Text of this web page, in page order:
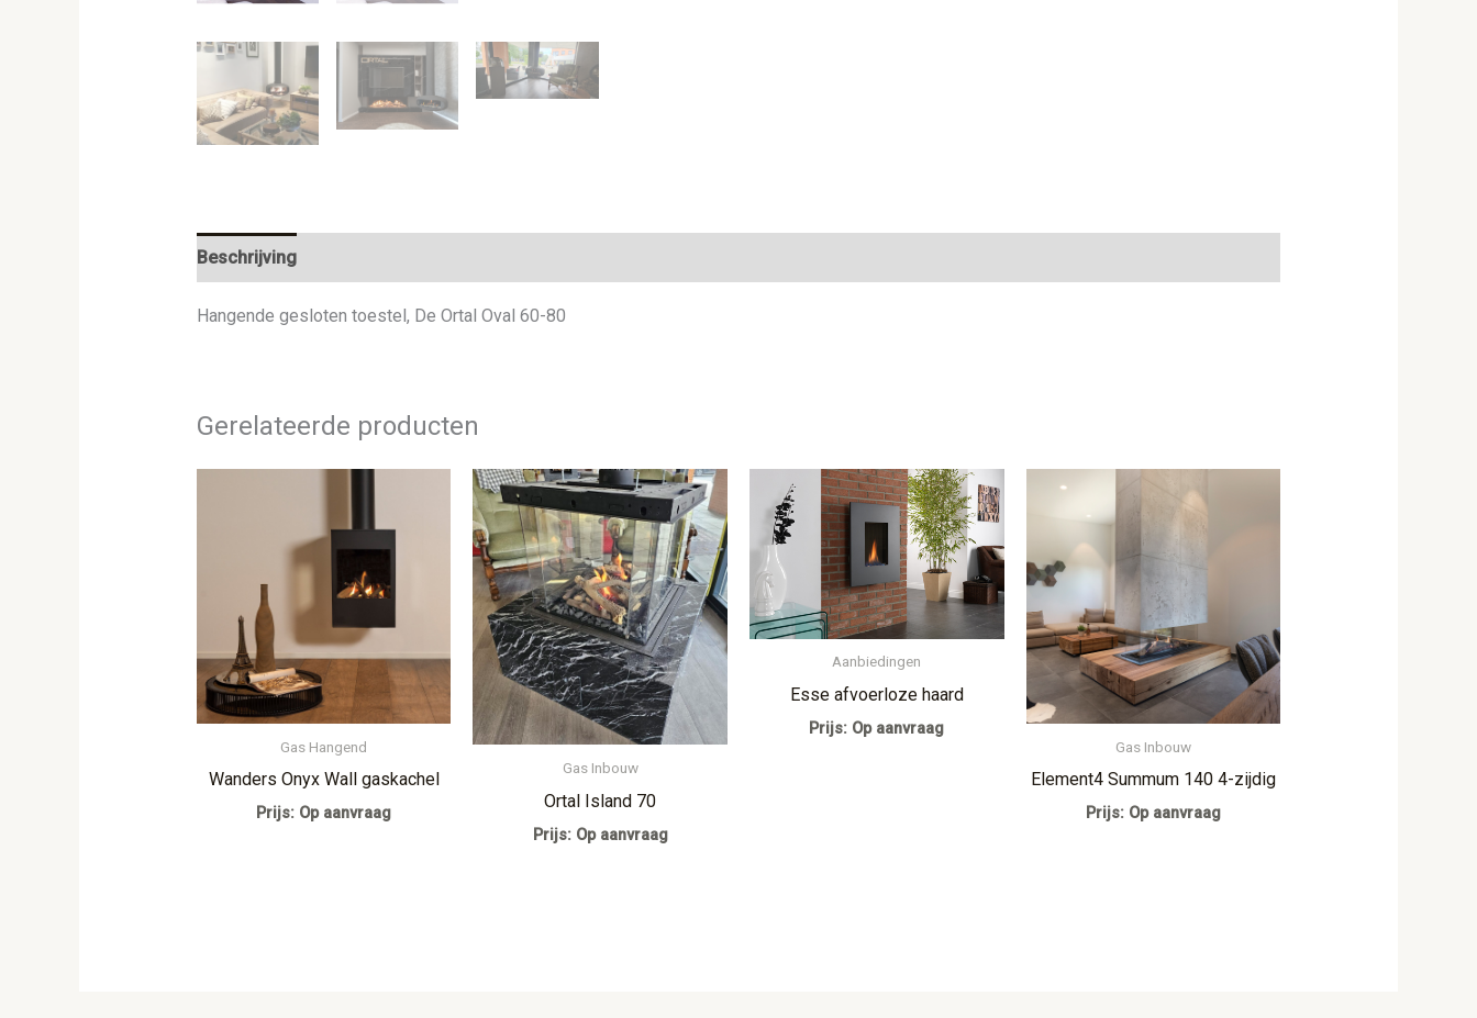
Beschrijving
Hangende gesloten toestel, De Ortal Oval 60-80
Gerelateerde producten
Gas Hangend
Wanders Onyx Wall gaskachel
Prijs: Op aanvraag
Gas Inbouw
Ortal Island 70
Prijs: Op aanvraag
Aanbiedingen
Esse afvoerloze haard
Prijs: Op aanvraag
Gas Inbouw
Element4 Summum 140 4-zijdig
Prijs: Op aanvraag